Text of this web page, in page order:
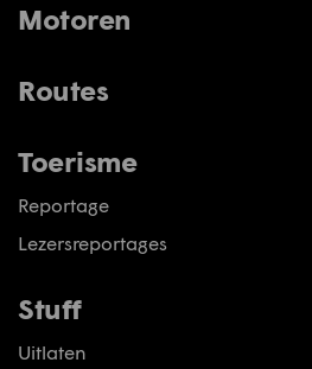
Motoren
Routes
Toerisme
Reportage
Lezersreportages
Stuff
Uitlaten